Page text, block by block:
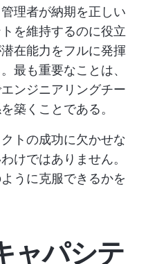
理者が納期を正しい
を維持するのに役立
在能力をフルに発揮
最も重要なことは、
ンジニアリングチー
築くことである。
トの成功に欠かせな
けではありません。
うに克服できるかを
ャパシテ